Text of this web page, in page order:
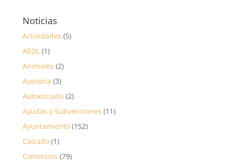
Noticias
Actividades (5)
AEDL (1)
Animales (2)
Asesoría (3)
Autoescuela (2)
Ayudas y Subvenciones (11)
Ayuntamiento(152)
Calzado(1)
Comercios (79)